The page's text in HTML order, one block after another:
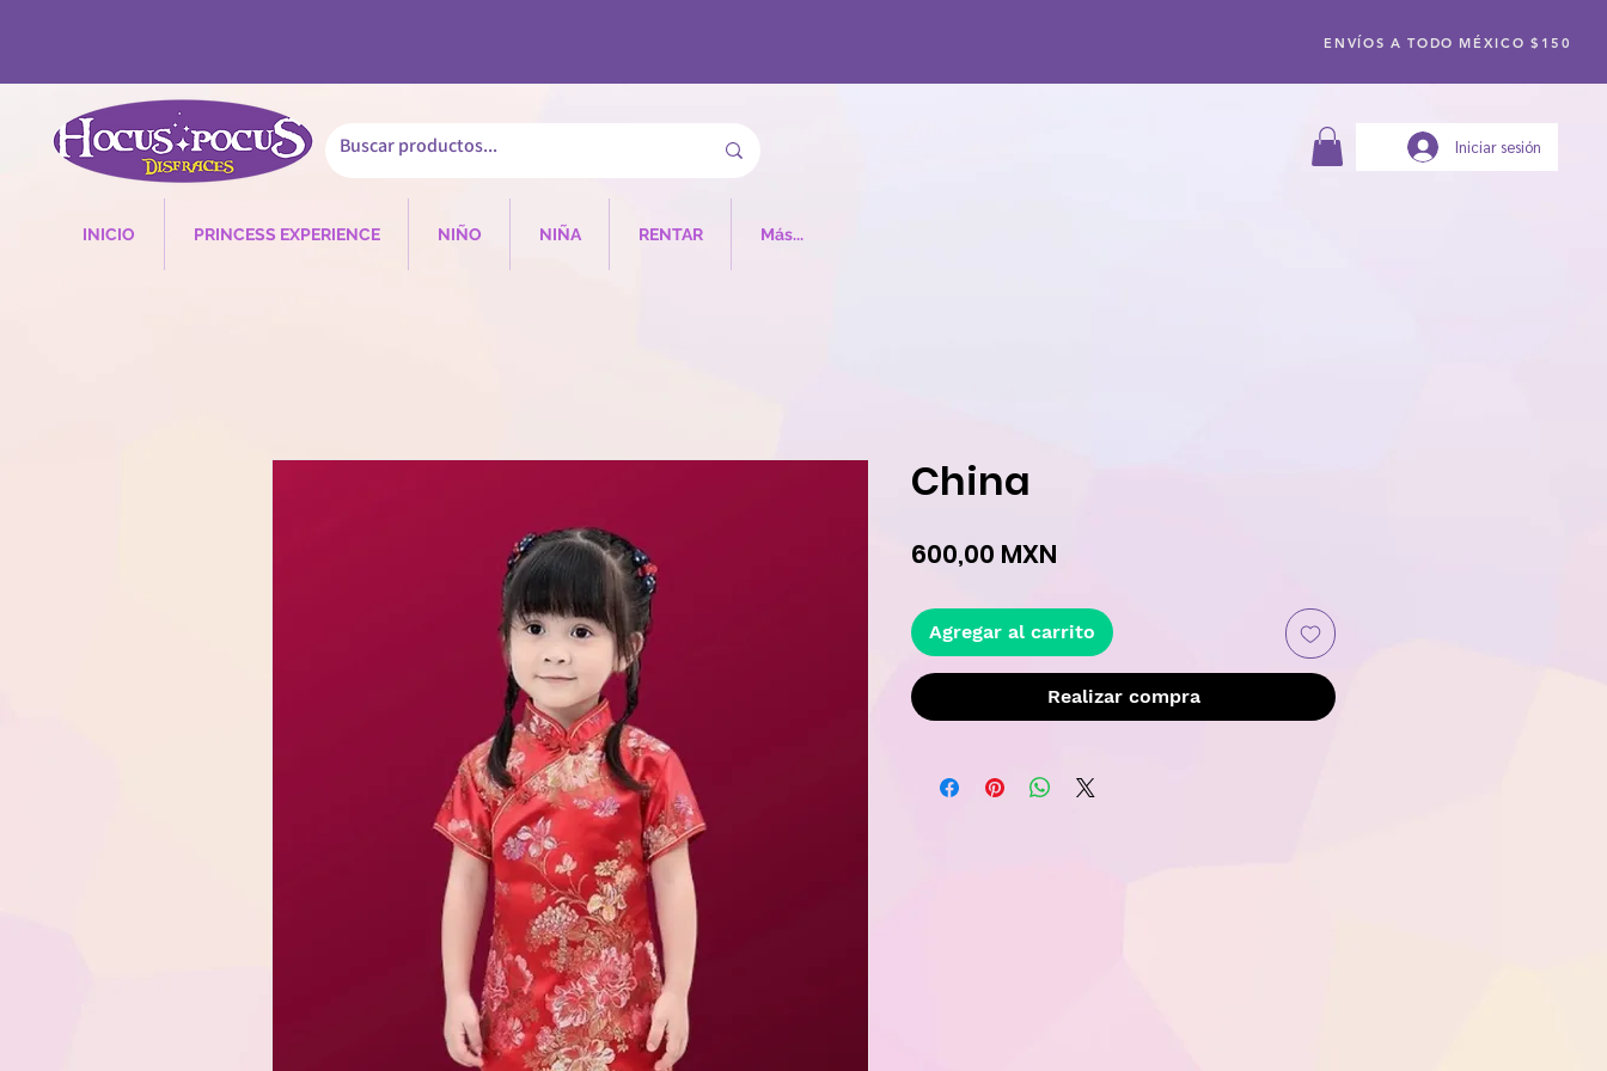
ENVÍOS A TODO MÉXICO $150
Iniciar sesión
INICIO PRINCESS EXPERIENCE NIÑO NIÑA RENTAR Más...
China
600,00 MXN
Agregar al carrito
Realizar compra